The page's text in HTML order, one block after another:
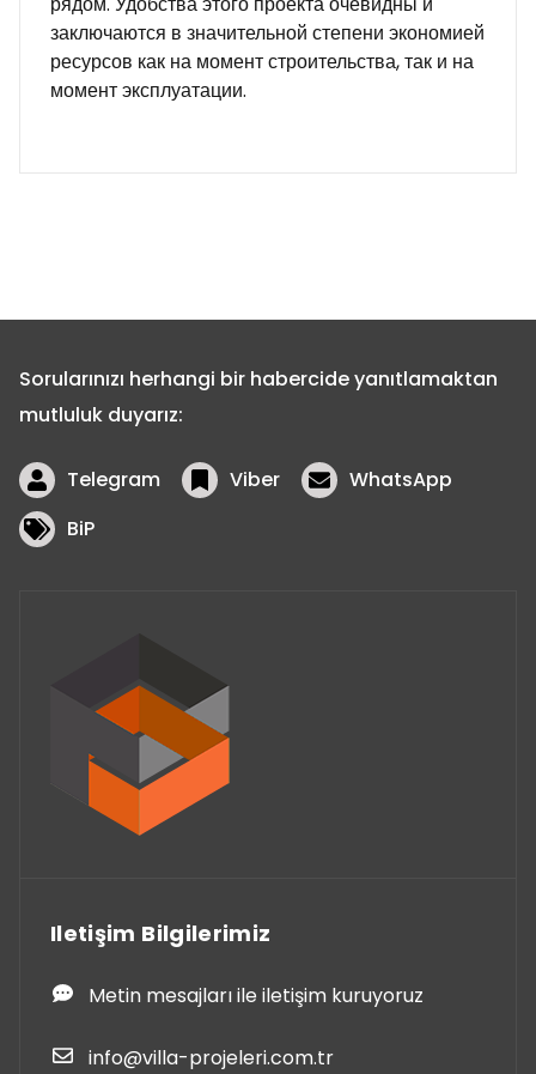
заключаются в значительной степени экономией
ресурсов как на момент строительства, так и на
момент эксплуатации.
Sorularınızı herhangi bir habercide yanıtlamaktan
mutluluk duyarız:
Telegram Viber
WhatsApp
BiP
Iletişim Bilgilerimiz
Metin mesajları ile iletişim kuruyoruz
info@villa-projeleri.com.tr